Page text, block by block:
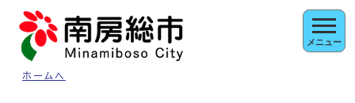
ページの先頭です
ホームへ
メニュー